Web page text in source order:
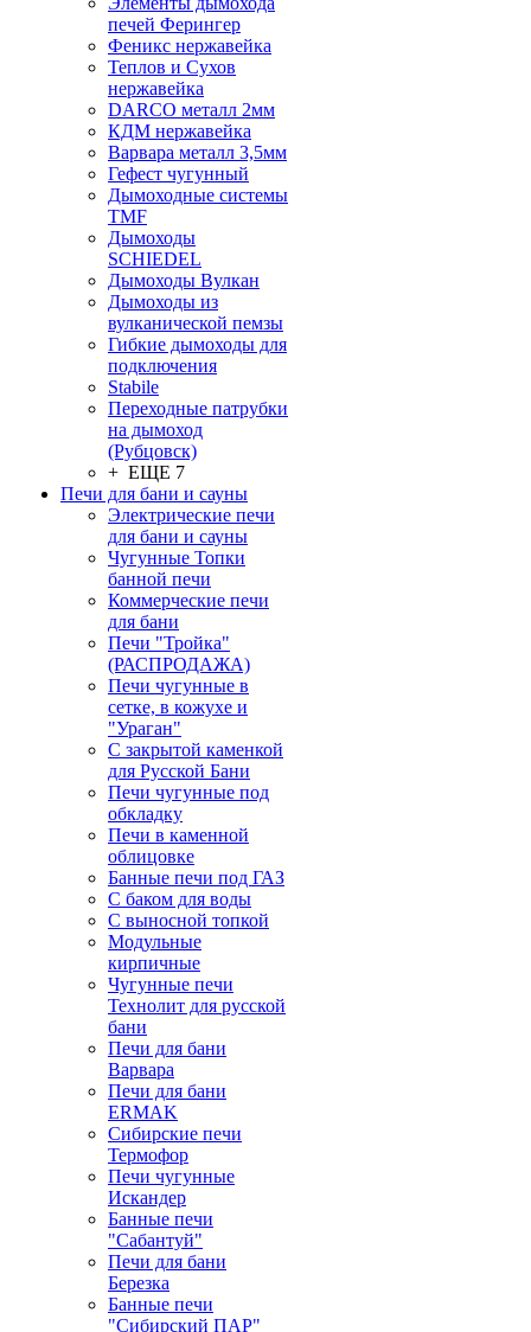
печей Ферингер
Феникс нержавейка
Теплов и Сухов
нержавейка
DARCO металл 2мм
КДМ нержавейка
Варвара металл 3,5мм
Гефест чугунный
Дымоходные системы
TMF
Дымоходы
SCHIEDEL
Дымоходы Вулкан
Дымоходы из
вулканической пемзы
Гибкие дымоходы для
подключения
Stabile
Переходные патрубки
на дымоход
(Рубцовск)
+ ЕЩЕ 7
Печи для бани и сауны
Электрические печи
для бани и сауны
Чугунные Топки
банной печи
Коммерческие печи
для бани
Печи "Тройка"
(РАСПРОДАЖА)
Печи чугунные в
сетке, в кожухе и
"Ураган"
С закрытой каменкой
для Русской Бани
Печи чугунные под
обкладку
Печи в каменной
облицовке
Банные печи под ГАЗ
С баком для воды
С выносной топкой
Модульные
кирпичные
Чугунные печи
Технолит для русской
бани
Печи для бани
Варвара
Печи для бани
ERMAK
Сибирские печи
Термофор
Печи чугунные
Искандер
Банные печи
"Сабантуй"
Печи для бани
Березка
Банные печи
"Сибирский ПАР"